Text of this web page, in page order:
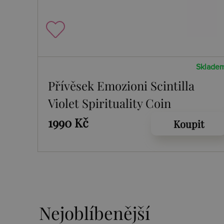
Přívěsek Emozioni Scintilla
Violet Spirituality Coin
1990 Kč
Koupit
Nejoblíbenější